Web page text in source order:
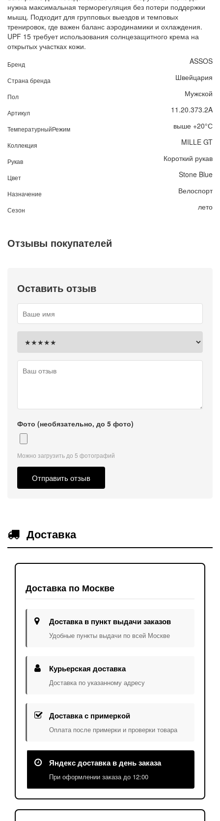
нужна максимальная терморегуляция без потери поддержки
мышц. Подходит для групповых выездов и темповых
тренировок, где важен баланс аэродинамики и охлаждения.
UPF 15 требует использования солнцезащитного крема на
открытых участках кожи.
Бренд ASSOS
Страна бренда Швейцария
Пол Мужской
Артикул 11.20.373.2A
ТемпературныйРежим выше +20°С
Коллекция MILLE GT
Рукав Короткий рукав
Цвет Stone Blue
Назначение Велоспорт
Сезон лето
Отзывы покупателей
Оставить отзыв
Фото (необязательно, до 5 фото)
Можно загрузить до 5 фотографий
Отправить отзыв
Доставка
Доставка по Москве
Доставка в пункт выдачи заказов
Удобные пункты выдачи по всей Москве
Курьерская доставка
Доставка по указанному адресу
Доставка с примеркой
Оплата после примерки и проверки товара
Яндекс доставка в день заказа
При оформлении заказа до 12:00